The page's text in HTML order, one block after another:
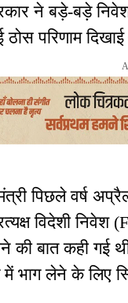
ने बड़े-बड़े
परिणाम दिखाई
पिछले वर्ष
विदेशी
की बात कही गई
भाग लेने के लिए